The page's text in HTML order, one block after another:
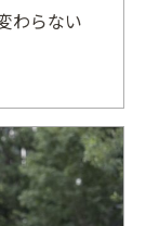
わらない